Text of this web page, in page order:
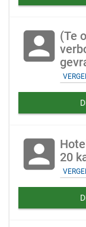
account_box (Te
account_box 20